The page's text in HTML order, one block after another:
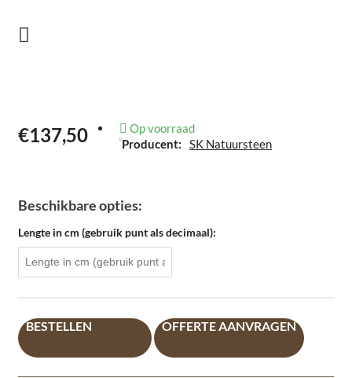
€137,50
Op voorraad
Producent:
SK Natuursteen
Beschikbare opties:
Lengte in cm (gebruik punt als decimaal):
BESTELLEN OFFERTE AANVRAGEN